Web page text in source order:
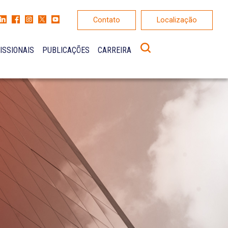
Contato Localização
PUBLICAÇÕES CARREIRA